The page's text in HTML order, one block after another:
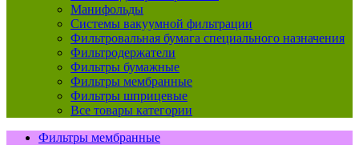
Манифольды
Системы вакуумной фильтрации
Фильтровальная бумага специального назначения
Фильтродержатели
Фильтры бумажные
Фильтры мембранные
Фильтры шприцевые
Все товары категории
Фильтры мембранные